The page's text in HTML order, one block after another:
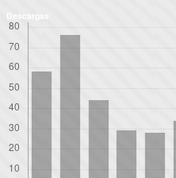
Descargas